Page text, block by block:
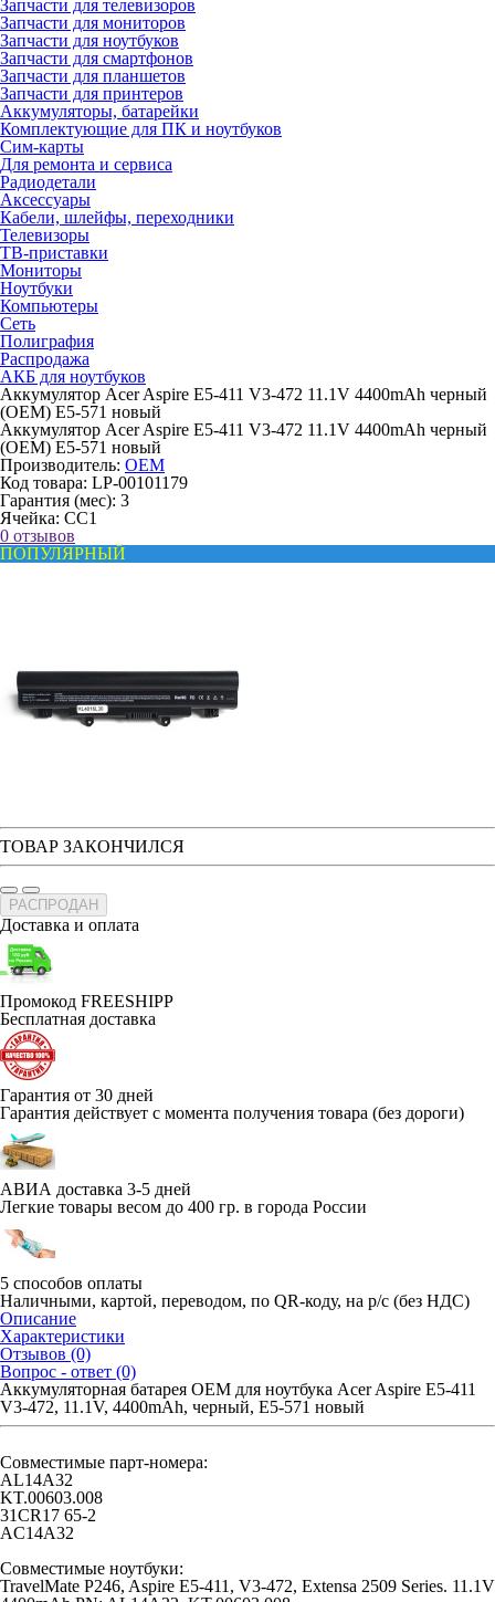
Запчасти для телевизоров
Запчасти для мониторов
Запчасти для ноутбуков
Запчасти для смартфонов
Запчасти для планшетов
Запчасти для принтеров
Аккумуляторы, батарейки
Комплектующие для ПК и ноутбуков
Сим-карты
Для ремонта и сервиса
Радиодетали
Аксессуары
Кабели, шлейфы, переходники
Телевизоры
ТВ-приставки
Мониторы
Ноутбуки
Компьютеры
Сеть
Полиграфия
Распродажа
АКБ для ноутбуков
Аккумулятор Acer Aspire E5-411 V3-472 11.1V 4400mAh черный
(OEM) E5-571 новый
Аккумулятор Acer Aspire E5-411 V3-472 11.1V 4400mAh черный
(OEM) E5-571 новый
Производитель: OEM
Код товара: LP-00101179
Гарантия (мес): 3
Ячейка: CC1
0 отзывов
ПОПУЛЯРНЫЙ
ТОВАР ЗАКОНЧИЛСЯ
РАСПРОДАН
Доставка и оплата
Промокод FREESHIPP
Бесплатная доставка
Гарантия от 30 дней
Гарантия действует с момента получения товара (без дороги)
АВИА доставка 3-5 дней
Легкие товары весом до 400 гр. в города России
5 способов оплаты
Наличными, картой, переводом, по QR-коду, на р/с (без НДС)
Описание
Характеристики
Отзывов (0)
Вопрос - ответ (0)
Аккумуляторная батарея OEM для ноутбука Acer Aspire E5-411
V3-472, 11.1V, 4400mAh, черный, E5-571 новый
Совместимые парт-номера:
AL14A32
KT.00603.008
31CR17 65-2
AC14A32
Совместимые ноутбуки:
TravelMate P246, Aspire E5-411, V3-472, Extensa 2509 Series. 11.1V